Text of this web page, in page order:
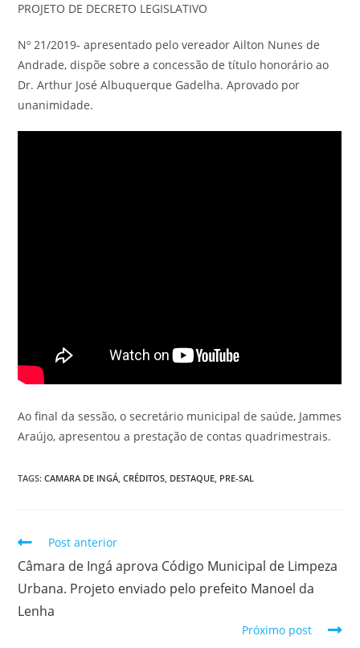
PROJETO DE DECRETO LEGISLATIVO
Nº 21/2019- apresentado pelo vereador Ailton Nunes de
Andrade, dispõe sobre a concessão de título honorário ao
Dr. Arthur José Albuquerque Gadelha. Aprovado por
unanimidade.
Ao final da sessão, o secretário municipal de saúde, Jammes
Araújo, apresentou a prestação de contas quadrimestrais.
TAGS:CAMARA DE INGÁ, CRÉDITOS, DESTAQUE, PRE-SAL
Post anterior
Câmara de Ingá aprova Código Municipal de Limpeza
Urbana. Projeto enviado pelo prefeito Manoel da
Lenha
Próximo post